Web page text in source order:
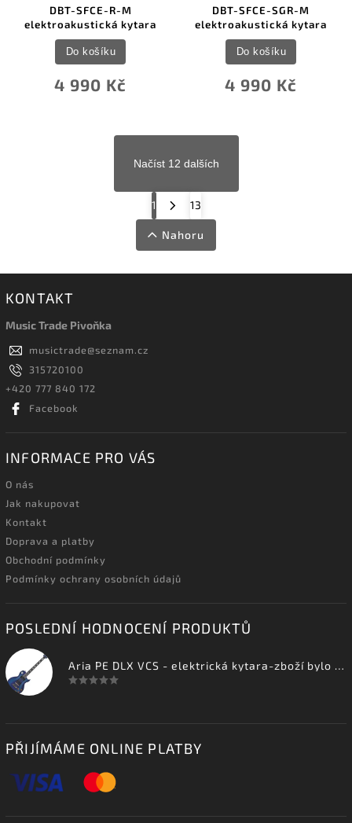
DBT-SFCE-R-M
elektroakustická kytara
4 990 Kč
Do košíku
DBT-SFCE-SGR-M
elektroakustická kytara
4 990 Kč
Do košíku
Načíst 12 dalších
1 13
Nahoru
KONTAKT
Music Trade Pivoňka
musictrade@seznam.cz
315720100
+420 777 840 172
Facebook
INFORMACE PRO VÁS
O nás
Jak nakupovat
Kontakt
Doprava a platby
Obchodní podmínky
Podmínky ochrany osobních údajů
POSLEDNÍ HODNOCENÍ PRODUKTŮ
Aria PE DLX VCS - elektrická kytara-zboží bylo vystaveno na prodejně
PŘIJÍMÁME ONLINE PLATBY